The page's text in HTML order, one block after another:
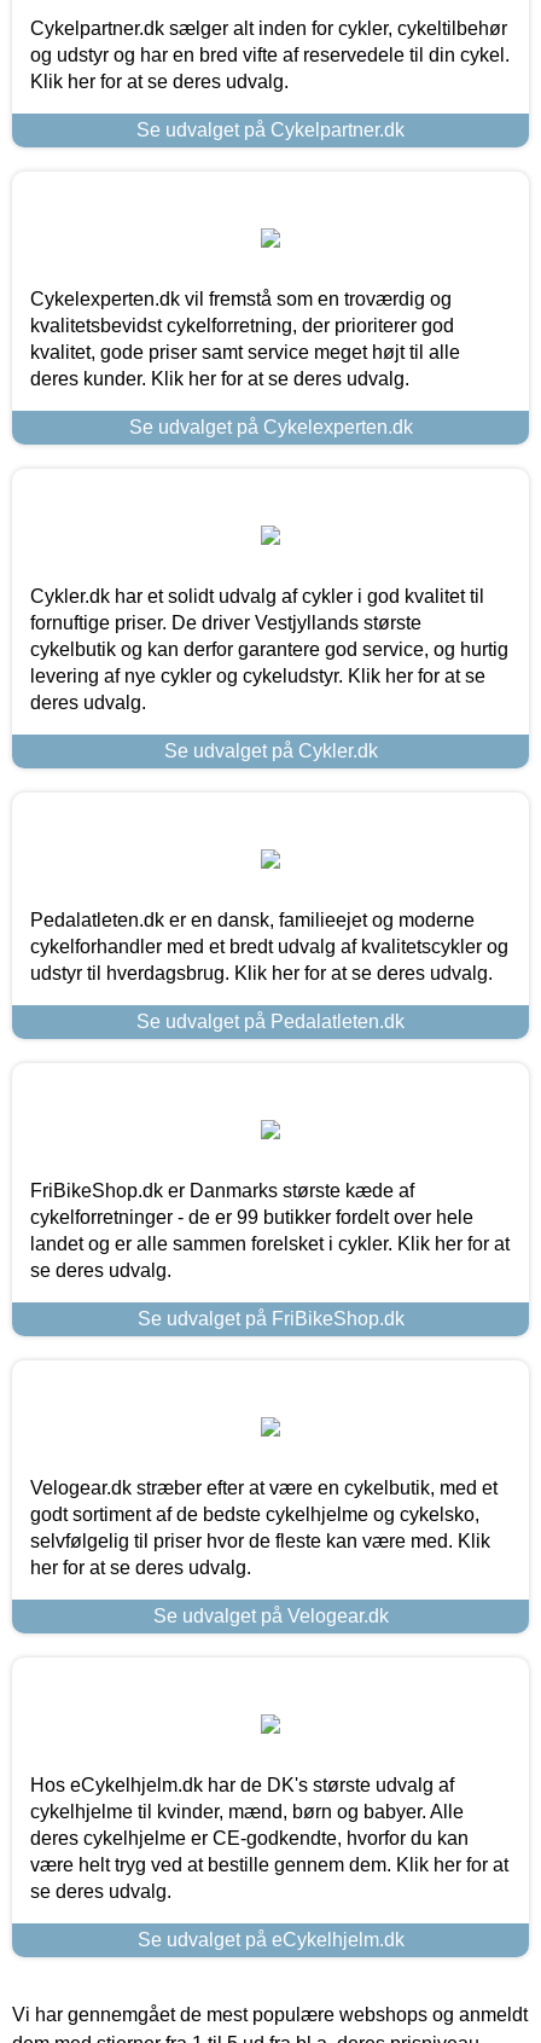
Cykelpartner.dk sælger alt inden for cykler, cykeltilbehør
og udstyr og har en bred vifte af reservedele til din cykel.
Klik her for at se deres udvalg.
Se udvalget på Cykelpartner.dk
Cykelexperten.dk vil fremstå som en troværdig og
kvalitetsbevidst cykelforretning, der prioriterer god
kvalitet, gode priser samt service meget højt til alle
deres kunder. Klik her for at se deres udvalg.
Se udvalget på Cykelexperten.dk
Cykler.dk har et solidt udvalg af cykler i god kvalitet til
fornuftige priser. De driver Vestjyllands største
cykelbutik og kan derfor garantere god service, og hurtig
levering af nye cykler og cykeludstyr. Klik her for at se
deres udvalg.
Se udvalget på Cykler.dk
Pedalatleten.dk er en dansk, familieejet og moderne
cykelforhandler med et bredt udvalg af kvalitetscykler og
udstyr til hverdagsbrug. Klik her for at se deres udvalg.
Se udvalget på Pedalatleten.dk
FriBikeShop.dk er Danmarks største kæde af
cykelforretninger - de er 99 butikker fordelt over hele
landet og er alle sammen forelsket i cykler. Klik her for at
se deres udvalg.
Se udvalget på FriBikeShop.dk
Velogear.dk stræber efter at være en cykelbutik, med et
godt sortiment af de bedste cykelhjelme og cykelsko,
selvfølgelig til priser hvor de fleste kan være med. Klik
her for at se deres udvalg.
Se udvalget på Velogear.dk
Hos eCykelhjelm.dk har de DK's største udvalg af
cykelhjelme til kvinder, mænd, børn og babyer. Alle
deres cykelhjelme er CE-godkendte, hvorfor du kan
være helt tryg ved at bestille gennem dem. Klik her for at
se deres udvalg.
Se udvalget på eCykelhjelm.dk
Vi har gennemgået de mest populære webshops og anmeldt